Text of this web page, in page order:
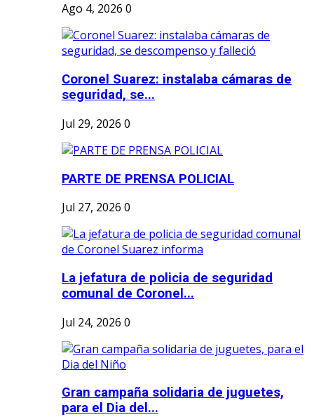
Ago 4, 2026 0
Coronel Suarez: instalaba cámaras de
seguridad, se...
Jul 29, 2026 0
PARTE DE PRENSA POLICIAL
Jul 27, 2026 0
La jefatura de policia de seguridad
comunal de Coronel...
Jul 24, 2026 0
Gran campaña solidaria de juguetes,
para el Dia del...